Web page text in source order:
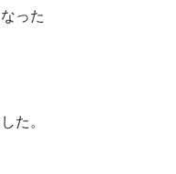
った
た。